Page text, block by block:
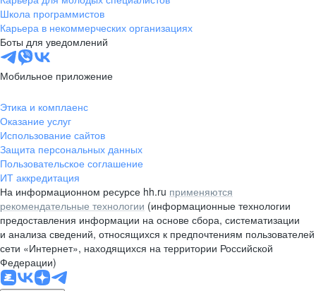
Школа программистов
Карьера в некоммерческих организациях
Боты для уведомлений
Мобильное приложение
Этика и комплаенс
Оказание услуг
Использование сайтов
Защита персональных данных
Пользовательское соглашение
ИТ аккредитация
На информационном ресурсе hh.ru применяются
рекомендательные технологии (информационные технологии
предоставления информации на основе сбора, систематизации
и анализа сведений, относящихся к предпочтениям пользователей
сети «Интернет», находящихся на территории Российской
Федерации)